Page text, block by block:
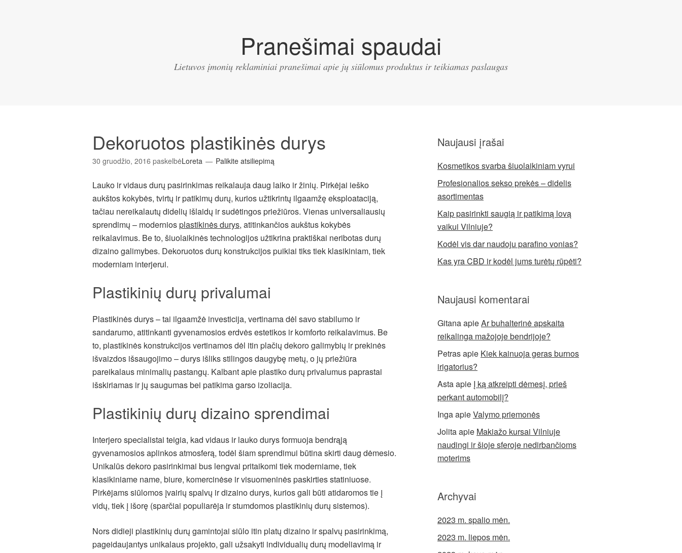
Pranešimai spaudai
Lietuvos įmonių reklaminiai pranešimai apie jų siūlomus produktus ir teikiamas paslaugas
Dekoruotos plastikinės durys
30 gruodžio, 2016 paskelbėLoreta Palikite atsiliepimą
Lauko ir vidaus durų pasirinkimas reikalauja daug laiko ir žinių. Pirkėjai ieško
aukštos kokybės, tvirtų ir patikimų durų, kurios užtikrintų ilgaamžę eksploataciją,
tačiau nereikalautų didelių išlaidų ir sudėtingos priežiūros. Vienas universaliausių
sprendimų – moderniosplastikinės durys, atitinkančios aukštus kokybės
reikalavimus. Be to, šiuolaikinės technologijos užtikrina praktiškai neribotas durų
dizaino galimybes. Dekoruotos durų konstrukcijos puikiai tiks tiek klasikiniam, tiek
moderniam interjerui.
Plastikinių durų privalumai
Plastikinės durys – tai ilgaamžė investicija, vertinama dėl savo stabilumo ir
sandarumo, atitinkanti gyvenamosios erdvės estetikos ir komforto reikalavimus. Be
to, plastikinės konstrukcijos vertinamos dėl itin plačių dekoro galimybių ir prekinės
išvaizdos išsaugojimo – durys išliks stilingos daugybę metų, o jų priežiūra
pareikalaus minimalių pastangų. Kalbant apie plastiko durų privalumus paprastai
išskiriamas ir jų saugumas bei patikima garso izoliacija.
Plastikinių durų dizaino sprendimai
Interjero specialistai teigia, kad vidaus ir lauko durys formuoja bendrąją
gyvenamosios aplinkos atmosferą, todėl šiam sprendimui būtina skirti daug dėmesio.
Unikalūs dekoro pasirinkimai bus lengvai pritaikomi tiek moderniame, tiek
klasikiniame name, biure, komercinėse ir visuomeninės paskirties statiniuose.
Pirkėjams siūlomos įvairių spalvų ir dizaino durys, kurios gali būti atidaromos tie į
vidų, tiek į išorę (sparčiai populiarėja ir stumdomos plastikinių durų sistemos).
Nors didieji plastikinių durų gamintojai siūlo itin platų dizaino ir spalvų pasirinkimą,
pageidaujantys unikalaus projekto, gali užsakyti individualių durų modeliavimą ir
Naujausi įrašai
Kosmetikos svarba šiuolaikiniam vyrui
Profesionalios sekso prekės – didelis
asortimentas
Kaip pasirinkti saugią ir patikimą lovą
vaikui Vilniuje?
Kodėl vis dar naudoju parafino vonias?
Kas yra CBD ir kodėl jums turėtų rūpėti?
Naujausi komentarai
GitanaapieAr buhalterinė apskaita
reikalinga mažojoje bendrijoje?
Petrasapie Kiek kainuoja geras burnos
irigatorius?
Astaapie Į ką atkreipti dėmesį, prieš
perkant automobilį?
IngaapieValymo priemonės
Jolitaapie Makiažo kursai Vilniuje
naudingi ir šioje sferoje nedirbančioms
moterims
Archyvai
2023 m. spalio mėn.
2023 m. liepos mėn.